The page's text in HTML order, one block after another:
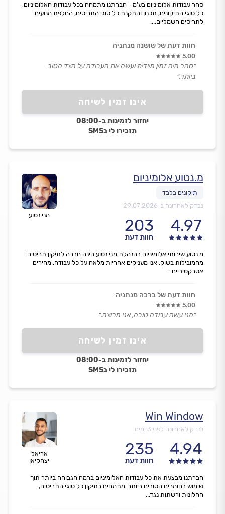
אינו זמין לשיחה
יחזור לזמינות ב-08:00
תזכירו לי בSMS
סהר עבודות אלומיניום בע'מ - חברתנו מתמחה בכל עבודות האלומיניום,
כל סוגי התיקונים, תכנון והתקנת כל סוגי התריסים, החלפת מנועים
לתריסים חשמליים,...
חוות דעת של שושנה מנתניה
5.00
״סהר היה זמין מיידית ועשה את העבודה על הצד הטוב
ביותר.״
מני נטוע
מ.נטוע אלומיניום
נבדק לאחרונה ב-29.07.2026
4.97
203
חוות דעת
אינו זמין לשיחה
יחזור לזמינות ב-08:00
תזכירו לי בSMS
מ.נטוע שירותי אלומיניום בהנהלת מני נטוע הינה חברה לתיקון תריסים
מהמובילות בשוק, אנו מעניקים אחריות מלאה על כל עבודה, מחירים
אטרקטיביים...
חוות דעת של ברכה מנתניה
5.00
״מני עשה עבודה טובה, אני מרוצה.״
אריאל
יצחקיאן
Win Window
נבדק לאחרונה לפני 3 ימים
4.94
235
חוות דעת
חברתנו מבצעת את כל עבודות האלומיניום ברמה הגבוהה ביותר תוך
שימוש בחומרים הטובים ביותר. מתמחים בתיקון כל סוגי התריסים,
החלונות ורשתות נגד...